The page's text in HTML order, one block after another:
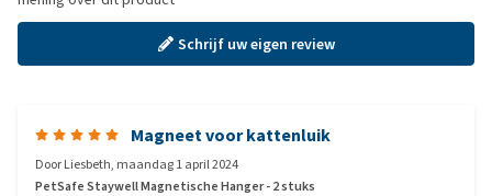
Schrijf uw eigen review
Magneet voor kattenluik
DoorLiesbeth, maandag 1 april 2024
PetSafe Staywell Magnetische Hanger - 2 stuks